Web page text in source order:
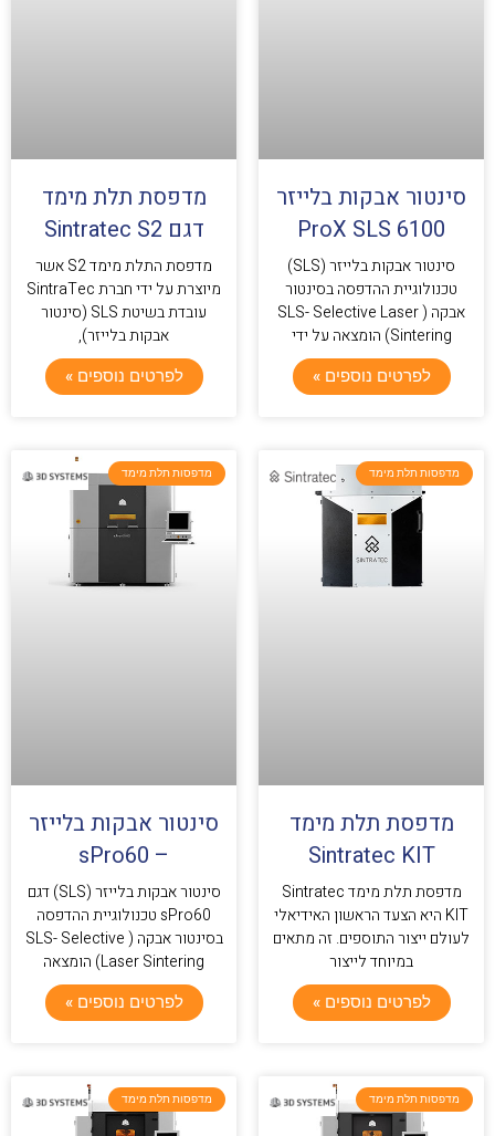
סינטור אבקות בלייזר
ProX SLS 6100
סינטור אבקות בלייזר (SLS)
טכנולוגיית ההדפסה בסינטור
אבקה ( SLS- Selective Laser
Sintering) הומצאה על ידי
לפרטים נוספים »
מדפסת תלת מימד
דגם Sintratec S2
מדפסת התלת מימד S2 אשר
מיוצרת על ידי חברת SintraTec
עובדת בשיטת SLS (סינטור
אבקות בלייזר),
לפרטים נוספים »
מדפסות תלת מימד
מדפסת תלת מימד
Sintratec KIT
מדפסת תלת מימד Sintratec
KIT היא הצעד הראשון האידיאלי
לעולם ייצור התוספים. זה מתאים
במיוחד לייצור
לפרטים נוספים »
מדפסות תלת מימד
סינטור אבקות בלייזר
– sPro60
סינטור אבקות בלייזר (SLS) דגם
sPro60 טכנולוגיית ההדפסה
בסינטור אבקה ( SLS- Selective
Laser Sintering) הומצאה
לפרטים נוספים »
מדפסות תלת מימד מדפסות תלת מימד